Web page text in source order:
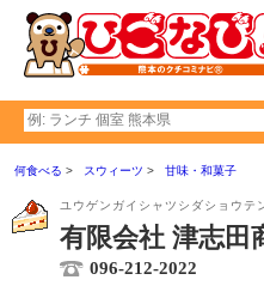
何食べる スウィーツ 甘味・和菓子
ユウゲンガイシャツシダショウテ
有限会社 津志田
096-212-2022